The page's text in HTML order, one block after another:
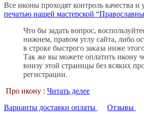
Все иконы проходят контроль качества и
печатью нашей мастерской
Что бы задать вопрос,
нижнем, правом углу сайта, либо
в строке быстрого заказа ниже
Так же вы можете оплатить икону
внизу этой страницы без всяких
регистрации.
Про икону : Читать делее
Варианты доставки оплаты
Отзывы